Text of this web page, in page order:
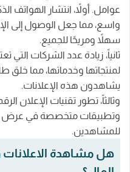
كيف احصل على 10 دولار يوميا؟
كيف تربح المال من
ما هي المواقع التي
الخاتمة
عوامل. أولاً، انتشار الهواتف
واسع، مما جعل الوصول إلى
سهلاً ومريحًا للجميع.
ثانياً، زيادة عدد الشركات التي
لمنتجاتها وخدماتها، مما خلق
يشاهدون هذه الإعلانات.
وثالثاً، تطور تقنيات
وتطبيقات متخصصة في عرض
للمشاهدين.
هل مشاهدة